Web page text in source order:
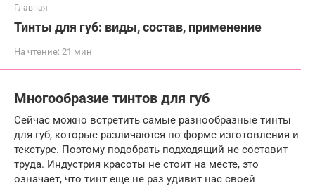
Главная
Тинты для губ: виды, состав, применение
На чтение: 21 мин
Многообразие тинтов для губ
Сейчас можно встретить самые разнообразные тинты
для губ, которые различаются по форме изготовления и
текстуре. Поэтому подобрать подходящий не составит
труда. Индустрия красоты не стоит на месте, это
означает, что тинт еще не раз удивит нас своей